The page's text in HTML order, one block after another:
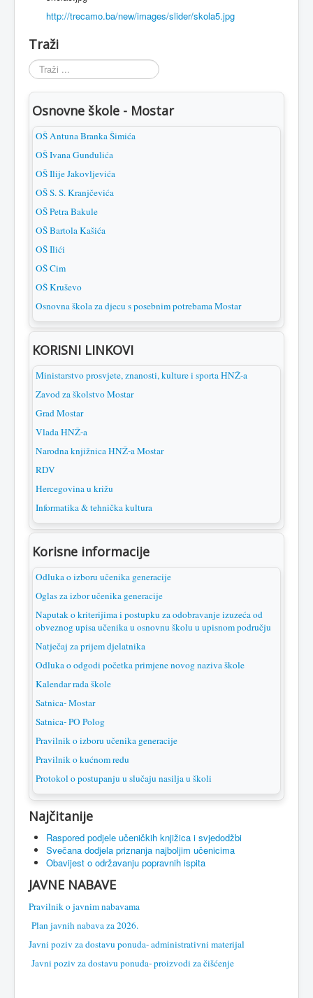
http://trecamo.ba/new/images/slider/skola5.jpg
Traži
Traži
...
Osnovne škole - Mostar
OŠ Antuna Branka Šimića
OŠ Ivana Gundulića
OŠ Ilije Jakovljevića
OŠ S. S. Kranjčevića
OŠ Petra Bakule
OŠ Bartola Kašića
OŠ Ilići
OŠ Cim
OŠ Kruševo
Osnovna škola za djecu s posebnim potrebama Mostar
KORISNI LINKOVI
Ministarstvo prosvjete, znanosti, kulture i sporta HNŽ-a
Zavod za školstvo Mostar
Grad Mostar
Vlada HNŽ-a
Narodna knjižnica HNŽ-a Mostar
RDV
Hercegovina u križu
Informatika & tehnička kultura
Korisne informacije
Odluka o izboru učenika generacije
Oglas za izbor učenika generacije
Naputak o kriterijima i postupku za odobravanje izuzeća od
obveznog upisa učenika u osnovnu školu u upisnom području
Natječaj za prijem djelatnika
Odluka o odgodi početka primjene novog naziva škole
Kalendar rada škole
Satnica- Mostar
Satnica- PO Polog
Pravilnik o izboru učenika generacije
Pravilnik o kućnom redu
Protokol o postupanju u slučaju nasilja u školi
Najčitanije
Raspored podjele učeničkih knjižica i svjedodžbi
Svečana dodjela priznanja najboljim učenicima
Obavijest o održavanju popravnih ispita
JAVNE NABAVE
Pravilnik o javnim nabavama
Plan javnih nabava za 2026.
Javni poziv za dostavu ponuda- administrativni materijal
Javni poziv za dostavu ponuda- proizvodi za čišćenje